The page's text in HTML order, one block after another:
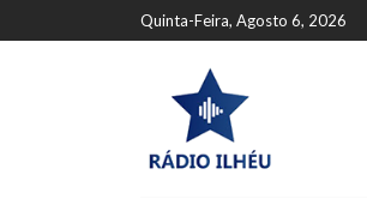
Quinta-Feira, Agosto 6, 2026